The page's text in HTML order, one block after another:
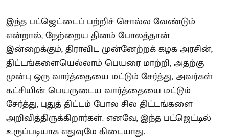
இந்த பட்ஜெட்டைப் பற்றிச் சொல்ல வேண்டும்
என்றால், நேற்றைய தினம் போலத்தான்
இன்றைக்கும், திராவிட முன்னேற்றக் கழக அரசின்,
திட்டங்களையெல்லாம் பெயரை மாற்றி, அதற்கு
முன்பு ஒரு வார்த்தையை மட்டும் சேர்த்து, அவர்கள்
கட்சியின் பெயருடைய வார்த்தையை மட்டும்
சேர்த்து, புதுத் திட்டம் போல சில திட்டங்களை
அறிவித்திருக்கிறார்கள். எனவே, இந்த பட்ஜெட்டில்
உருப்படியாக எதுவுமே கிடையாது.